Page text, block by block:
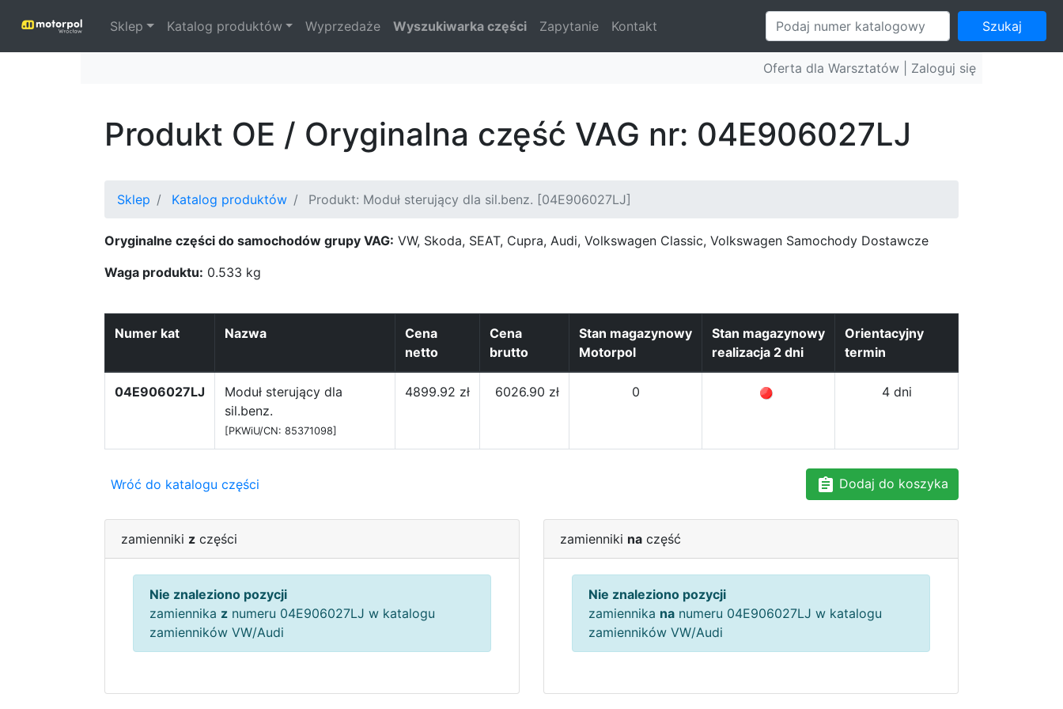
Sklep Katalog produktów Wyprzedaże Wyszukiwarka części Zapytanie Kontakt Szukaj
Oferta dla Warsztatów | Zaloguj się
Produkt OE / Oryginalna część VAG nr: 04E906027LJ
Sklep Katalog produktów Produkt: Moduł sterujący dla sil.benz. [04E906027LJ]
Oryginalne części do samochodów grupy VAG: VW, Skoda, SEAT, Cupra, Audi, Volkswagen Classic, Volkswagen Samochody Dostawcze
Waga produktu: 0.533 kg
Numer kat Nazwa
Cena
netto
Cena
brutto
Stan magazynowy
Motorpol
Stan magazynowy
realizacja 2 dni
Orientacyjny
termin
04E906027LJ
Moduł sterujący dla
sil.benz.
[PKWiU/CN: 85371098]
4899.92 zł 6026.90 zł 0 4 dni
Wróć do katalogu części Dodaj do koszyka
zamienniki z części
Nie znaleziono pozycji
zamiennika z numeru 04E906027LJ w katalogu
zamienników VW/Audi
zamienniki na część
Nie znaleziono pozycji
zamiennika na numeru 04E906027LJ w katalogu
zamienników VW/Audi